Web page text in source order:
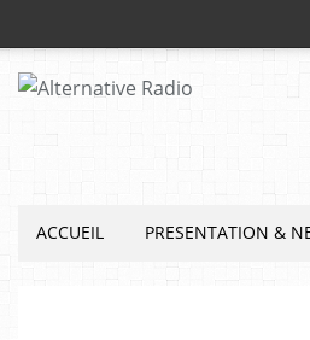
ACCUEIL PRESENTATION &